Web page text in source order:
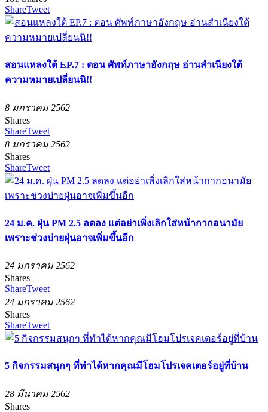
ShareTweet
สอนแหลงใต้ EP.7 : ตอน ศัพท์ภาษาอังกฤษ อ่านสำเนียงใต้
ความหมายเปลี่ยนนิ!!
8 มกราคม 2562
Shares
ShareTweet
8 มกราคม 2562
Shares
ShareTweet
24 ม.ค. ฝุ่น PM 2.5 ลดลง แต่อย่าเพิ่งเลิกใส่หน้ากากอนามัย
เพราะช่วงบ่ายฝุ่นอาจเพิ่มขึ้นอีก
24 มกราคม 2562
Shares
ShareTweet
24 มกราคม 2562
Shares
ShareTweet
5 กิจกรรมสนุกๆ ที่ทำได้หากคุณมีโฮมโปรเจคเตอร์อยู่ที่บ้าน
28 มีนาคม 2562
Shares